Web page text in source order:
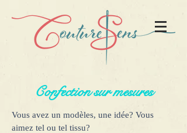
Confection sur mesures
Vous avez un modèles, une idée? Vous
aimez tel ou tel tissu?